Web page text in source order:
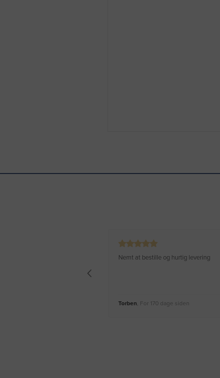
Nemt at bestille og hurtig levering
Torben, For 170 dage siden